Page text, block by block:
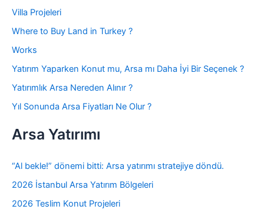
Villa Projeleri
Where to Buy Land in Turkey ?
Works
Yatırım Yaparken Konut mu, Arsa mı Daha İyi Bir Seçenek ?
Yatırımlık Arsa Nereden Alınır ?
Yıl Sonunda Arsa Fiyatları Ne Olur ?
Arsa Yatırımı
“Al bekle!” dönemi bitti: Arsa yatırımı stratejiye döndü.
2026 İstanbul Arsa Yatırım Bölgeleri
2026 Teslim Konut Projeleri